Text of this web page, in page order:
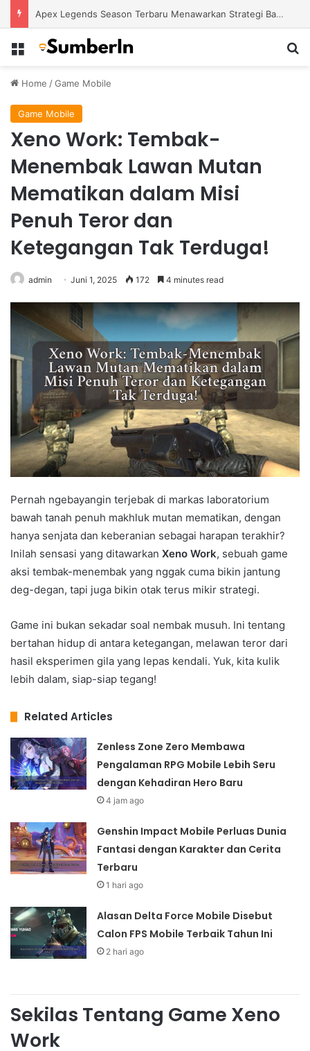
Apex Legends Season Terbaru Menawarkan Strategi Baru Melalui Kehadiran Legend Generasi Berikutnya
Menu
Home /Game Mobile
Game Mobile
Xeno Work: Tembak-
Menembak Lawan Mutan
Mematikan dalam Misi
Penuh Teror dan
Ketegangan Tak Terduga!
admin Juni 1, 2025 172 4 minutes read
Pernah ngebayangin terjebak di markas laboratorium
bawah tanah penuh makhluk mutan mematikan, dengan
hanya senjata dan keberanian sebagai harapan terakhir?
Inilah sensasi yang ditawarkan Xeno Work, sebuah game
aksi tembak-menembak yang nggak cuma bikin jantung
deg-degan, tapi juga bikin otak terus mikir strategi.
Game ini bukan sekadar soal nembak musuh. Ini tentang
bertahan hidup di antara ketegangan, melawan teror dari
hasil eksperimen gila yang lepas kendali. Yuk, kita kulik
lebih dalam, siap-siap tegang!
Related Articles
Zenless Zone Zero Membawa
Pengalaman RPG Mobile Lebih Seru
dengan Kehadiran Hero Baru
4 jam ago
Genshin Impact Mobile Perluas Dunia
Fantasi dengan Karakter dan Cerita
Terbaru
1 hari ago
Alasan Delta Force Mobile Disebut
Calon FPS Mobile Terbaik Tahun Ini
2 hari ago
Sekilas Tentang Game Xeno
Work